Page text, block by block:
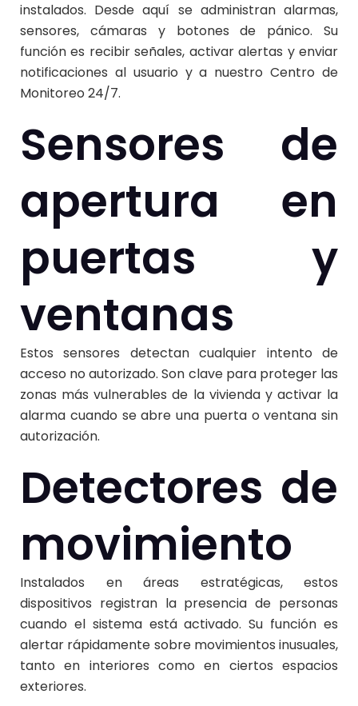
instalados. Desde aquí se administran alarmas,
sensores, cámaras y botones de pánico. Su
función es recibir señales, activar alertas y enviar
notificaciones al usuario y a nuestro Centro de
Monitoreo 24/7.
Sensores de
apertura en
puertas y
ventanas
Estos sensores detectan cualquier intento de
acceso no autorizado. Son clave para proteger las
zonas más vulnerables de la vivienda y activar la
alarma cuando se abre una puerta o ventana sin
autorización.
Detectores de
movimiento
Instalados en áreas estratégicas, estos
dispositivos registran la presencia de personas
cuando el sistema está activado. Su función es
alertar rápidamente sobre movimientos inusuales,
tanto en interiores como en ciertos espacios
exteriores.